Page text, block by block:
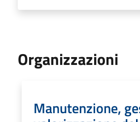
Organizzazioni
Manutenzione,